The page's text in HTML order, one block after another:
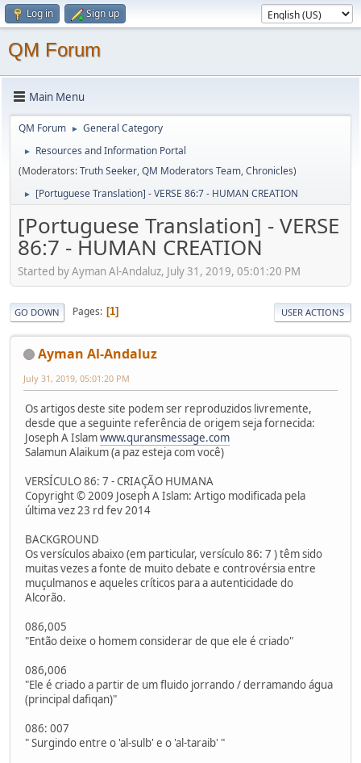
Log in Sign up
QM Forum
Main Menu
QM Forum ► General Category
►
Resources and Information Portal
(Moderators:Truth Seeker,QM Moderators Team,Chronicles)
► [Portuguese Translation] - VERSE 86:7 - HUMAN CREATION
[Portuguese Translation] - VERSE
86:7 - HUMAN CREATION
Started by Ayman Al-Andaluz, July 31, 2019, 05:01:20 PM
GO DOWN Pages 1 USER ACTIONS
Ayman Al-Andaluz
July 31, 2019, 05:01:20 PM
Os artigos deste site podem ser reproduzidos livremente,
desde que a seguinte referência de origem seja fornecida:
Joseph A Islamwww.quransmessage.com
Salamun Alaikum (a paz esteja com você)
VERSÍCULO 86: 7 - CRIAÇÃO HUMANA
Copyright © 2009 Joseph A Islam: Artigo modificada pela
última vez 23 rd fev 2014
BACKGROUND
Os versículos abaixo (em particular, versículo 86: 7 ) têm sido
muitas vezes a fonte de muito debate e controvérsia entre
muçulmanos e aqueles críticos para a autenticidade do
Alcorão.
086,005
"Então deixe o homem considerar de que ele é criado"
086,006
"Ele é criado a partir de um fluido jorrando / derramando água
(principal dafiqan)"
086: 007
" Surgindo entre o 'al-sulb' e o 'al-taraib' "